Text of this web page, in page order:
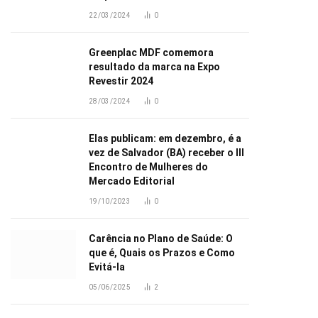
22/03/2024 0
Greenplac MDF comemora
resultado da marca na Expo
Revestir 2024
28/03/2024 0
Elas publicam: em dezembro, é a
vez de Salvador (BA) receber o III
Encontro de Mulheres do
Mercado Editorial
19/10/2023 0
Carência no Plano de Saúde: O
que é, Quais os Prazos e Como
Evitá-la
05/06/2025 2